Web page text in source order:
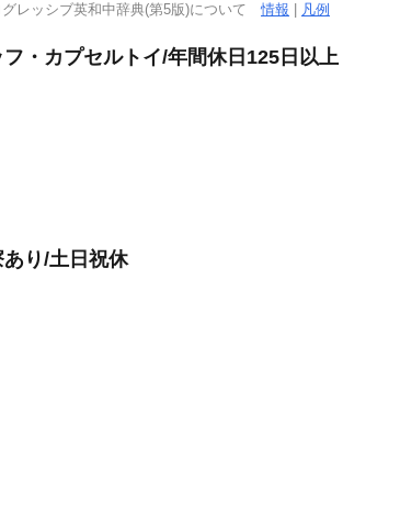
グレッシブ英和中辞典(第5版)について情報 凡例
・カプセルトイ/年間休日125日以上
り/土日祝休